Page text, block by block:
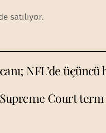
satılıyor.
NFL’de üçüncü
Supreme Court